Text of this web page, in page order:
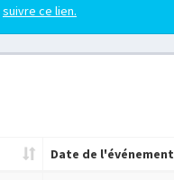
suivre ce lien.
Date de l'événement